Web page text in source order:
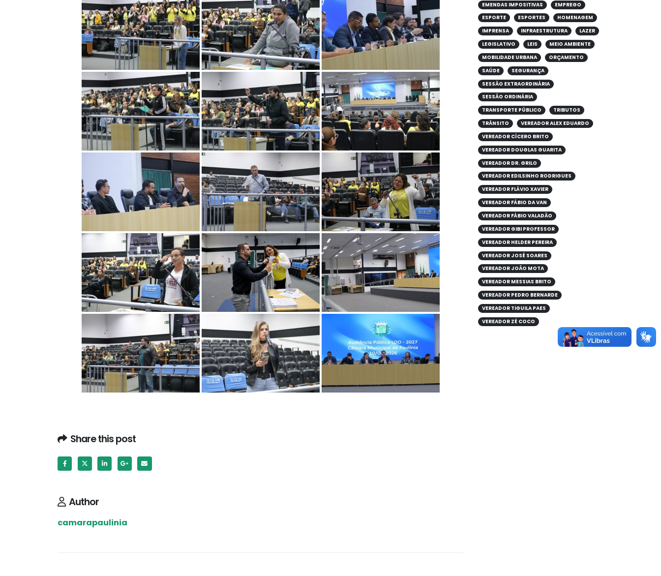
Share this post
Author
camarapaulinia
EMENDAS IMPOSITIVAS
EMPREGO
ESPORTE
ESPORTES
HOMENAGEM
IMPRENSA
INFRAESTRUTURA
LAZER
LEGISLATIVO
LEIS
MEIO AMBIENTE
MOBILIDADE URBANA
ORÇAMENTO
SAÚDE
SEGURANÇA
SESSÃO EXTRAORDINÁRIA
SESSÃO ORDINÁRIA
TRANSPORTE PÚBLICO
TRIBUTOS
TRÂNSITO
VEREADOR ALEX EDUARDO
VEREADOR CÍCERO BRITO
VEREADOR DOUGLAS GUARITA
VEREADOR DR. GRILO
VEREADOR EDILSINHO RODRIGUES
VEREADOR FLÁVIO XAVIER
VEREADOR FÁBIO DA VAN
VEREADOR FÁBIO VALADÃO
VEREADOR GIBI PROFESSOR
VEREADOR HELDER PEREIRA
VEREADOR JOSÉ SOARES
VEREADOR JOÃO MOTA
VEREADOR MESSIAS BRITO
VEREADOR PEDRO BERNARDE
VEREADOR TIGUILA PAES
VEREADOR ZÉ COCO